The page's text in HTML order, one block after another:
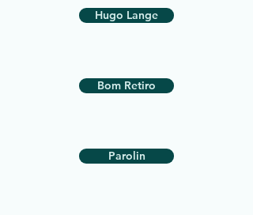
Hugo Lange
Bom Retiro
Parolin